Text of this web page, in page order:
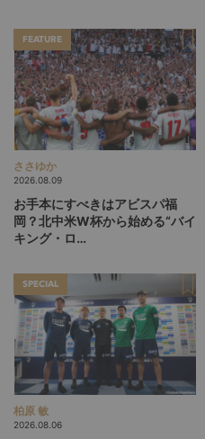
FEATURE
ささゆか
2026.08.09
お手本にすべきはアビスパ福
岡？北中米W杯から始める“バイ
キング・ロ
探す旅
SPECIAL
柏原 敏
2026.08.06